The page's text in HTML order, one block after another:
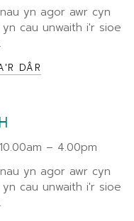
yn agor awr cyn
cau unwaith i'r sioe
DÂR
– 4.00pm
yn agor awr cyn
cau unwaith i'r sioe